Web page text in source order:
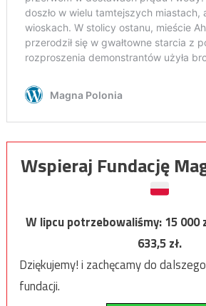
Wspieraj Fundację
W lipcu potrzebowaliśmy:15 000
633,5zł.
Dziękujemy! i zachęcamy do
fundacji.